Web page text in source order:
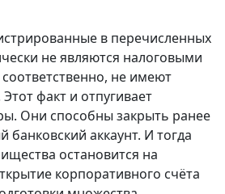
в перечисленных
не являются налоговыми
не имеют
факт и отпугивает
Они способны закрыть ранее
банковский аккаунт. И тогда
остановится на
корпоративного счёта